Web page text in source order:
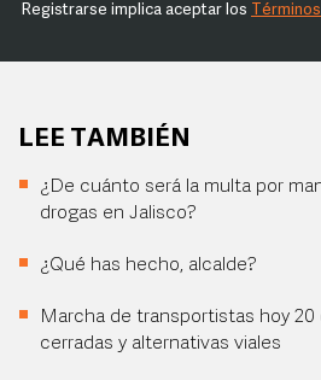
Registrarse implica aceptar los
LEE TAMBIÉN
¿De cuánto será la multa por
drogas en Jalisco?
¿Qué has hecho, alcalde?
Marcha de transportistas hoy 20
cerradas y alternativas viales